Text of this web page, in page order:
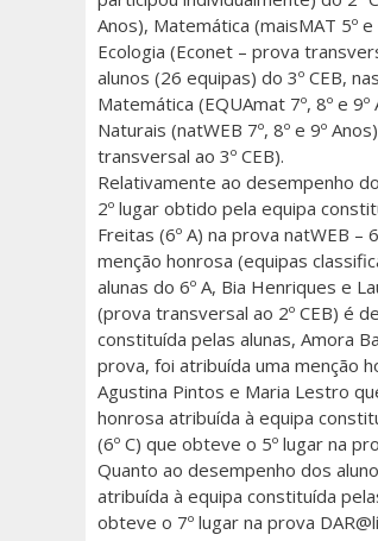
Anos), Matemática (maisMAT 5º
Ecologia (Econet – prova
alunos (26 equipas) do 3º CEB,
Matemática (EQUAmat 7º, 8º e
Naturais (natWEB 7º, 8º e 9º
transversal ao 3º CEB).
Relativamente ao desempenho
2º lugar obtido pela equipa
Freitas (6º A) na prova natWEB –
menção honrosa (equipas
alunas do 6º A, Bia Henriques e
(prova transversal ao 2º CEB) é
constituída pelas alunas, Amora
prova, foi atribuída uma menção
Agustina Pintos e Maria Lestro
honrosa atribuída à equipa
(6º C) que obteve o 5º lugar na
Quanto ao desempenho dos
atribuída à equipa constituída
obteve o 7º lugar na prova